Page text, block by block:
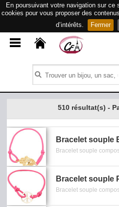
En poursuivant votre navigation sur ce
cookies pour vous proposer des
d’intérêts.
Fermer
510 résultat(s) -
Bracelet souple
Bracelet souple